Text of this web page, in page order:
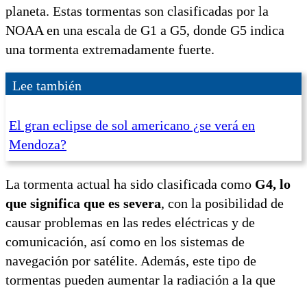
planeta. Estas tormentas son clasificadas por la
NOAA en una escala de G1 a G5, donde G5 indica
una tormenta extremadamente fuerte.
Lee también
El gran eclipse de sol americano ¿se verá en
Mendoza?
La tormenta actual ha sido clasificada como G4, lo
que significa que es severa, con la posibilidad de
causar problemas en las redes eléctricas y de
comunicación, así como en los sistemas de
navegación por satélite. Además, este tipo de
tormentas pueden aumentar la radiación a la que